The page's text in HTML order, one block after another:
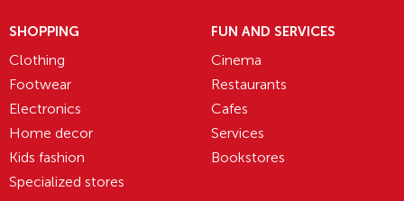
SHOPPING
Clothing
Footwear
Electronics
Home decor
Kids fashion
Specialized stores
FUN AND SERVICES
Cinema
Restaurants
Cafes
Services
Bookstores